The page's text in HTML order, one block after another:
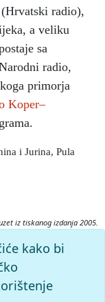
radio),
a veliku
sa
radio,
primorja
Koper–
i Jurina, Pula
iz tiskanog izdanja 2005.
mrežno izdanje.
Pristupljeno
postaje>.
kako bi